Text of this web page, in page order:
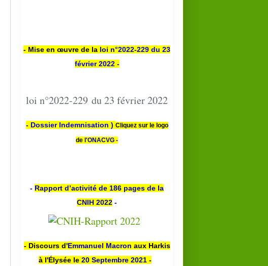
- Mise en œuvre de la loi n°2022-229 du 23
février 2022 -
loi n°2022-229 du 23 février 2022
- Dossier Indemnisation ) Cliquez sur le logo
de l'ONACVG -
- Rapport d’activité de 186 pages de la
CNIH 2022 -
- Discours d'Emmanuel Macron aux Harkis
à l'Élysée le 20 Septembre 2021 -